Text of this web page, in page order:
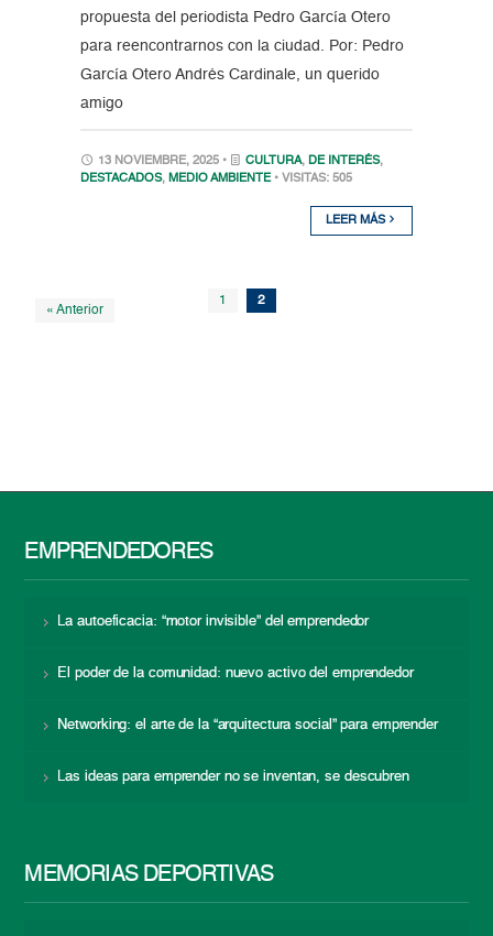
propuesta del periodista Pedro García Otero
para reencontrarnos con la ciudad. Por: Pedro
García Otero Andrés Cardinale, un querido
amigo
13 NOVIEMBRE, 2025 • CULTURA, DE INTERÉS,
DESTACADOS, MEDIO AMBIENTE • VISITAS: 505
LEER MÁS
« Anterior
1 2
EMPRENDEDORES
La autoeficacia: “motor invisible” del emprendedor
El poder de la comunidad: nuevo activo del emprendedor
Networking: el arte de la “arquitectura social” para emprender
Las ideas para emprender no se inventan, se descubren
MEMORIAS DEPORTIVAS